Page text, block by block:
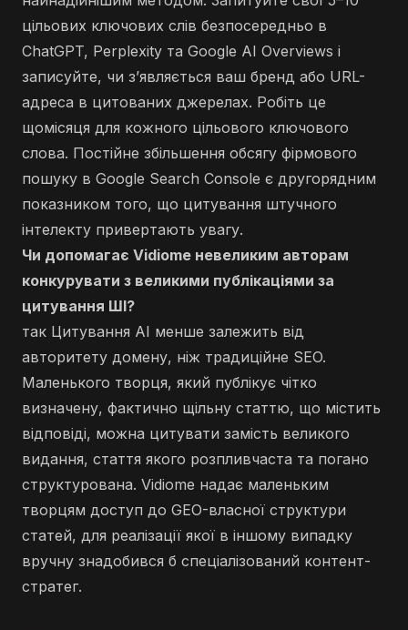
цільових ключових слів безпосередньо в
ChatGPT, Perplexity та Google AI Overviews і
записуйте, чи з’являється ваш бренд або URL-
адреса в цитованих джерелах. Робіть це
щомісяця для кожного цільового ключового
слова. Постійне збільшення обсягу фірмового
пошуку в Google Search Console є другорядним
показником того, що цитування штучного
інтелекту привертають увагу.
Чи допомагає Vidiome невеликим авторам
конкурувати з великими публікаціями за
цитування ШІ?
так Цитування AI менше залежить від
авторитету домену, ніж традиційне SEO.
Маленького творця, який публікує чітко
визначену, фактично щільну статтю, що містить
відповіді, можна цитувати замість великого
видання, стаття якого розпливчаста та погано
структурована. Vidiome надає маленьким
творцям доступ до GEO-власної структури
статей, для реалізації якої в іншому випадку
вручну знадобився б спеціалізований контент-
стратег.